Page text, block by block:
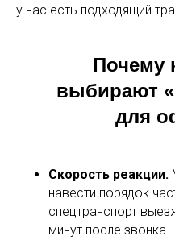
у нас есть подходящий
Почему
выбирают
для
Скорость реакции.
навести порядок
спецтранспорт
минут после звонка.